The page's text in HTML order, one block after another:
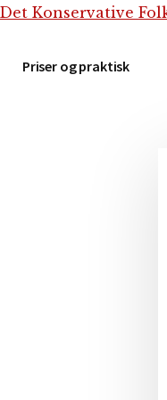
Priser og praktisk